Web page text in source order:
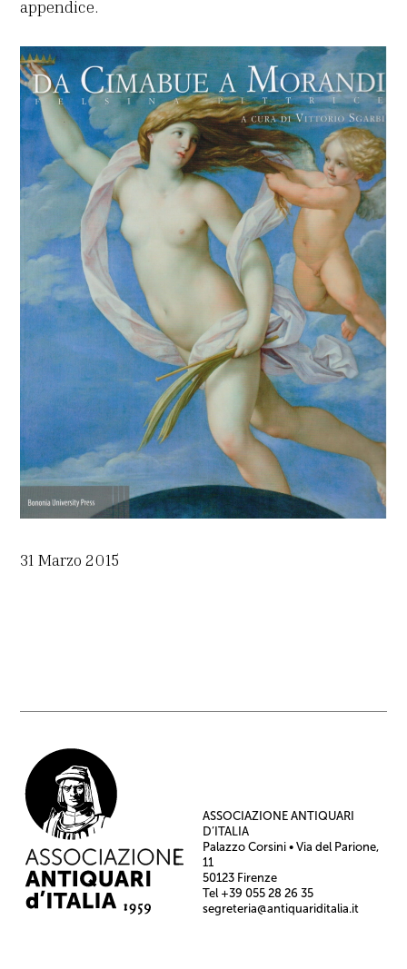
appendice.
31 Marzo 2015
ASSOCIAZIONE ANTIQUARI
D’ITALIA
Palazzo Corsini • Via del Parione,
11
50123 Firenze
Tel +39 055 28 26 35
segreteria@antiquariditalia.it